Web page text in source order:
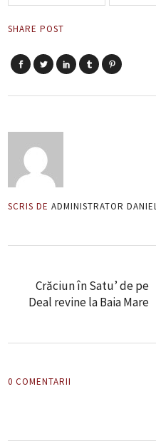
SHARE POST
SCRIS DE ADMINISTRATOR
Crăciun în Satu’ de pe
Deal revine la Baia Mare
0 COMENTARII